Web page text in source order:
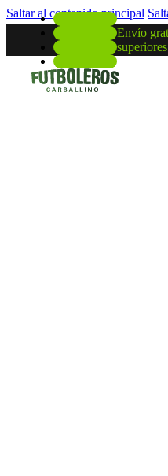
Saltar al contenido principal
Envío